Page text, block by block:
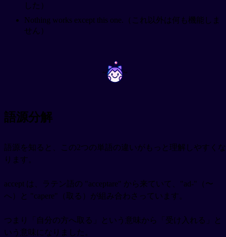
した）
Nothing works except this one.（これ以外は何も機能しま
せん）
~ ~
語源分解
語源を知ると、この2つの単語の違いがもっと理解しやすくな
ります。
accept は、ラテン語の "acceptare" から来ていて、"ad-"（〜
へ）と "capere"（取る）が組み合わさっています。
つまり「自分の方へ取る」という意味から「受け入れる」と
いう意味になりました。